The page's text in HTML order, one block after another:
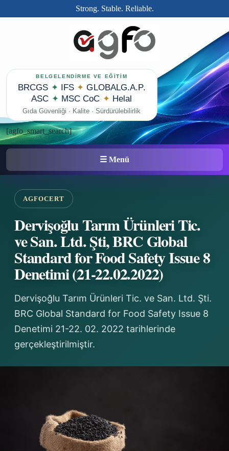
Strong. Stable. Reliable.
BELGELENDİRME VE EĞİTİM
BRCGS ✦ IFS ✦ GLOBALG.A.P.
ASC ✦ MSC CoC ✦ Helal
Gıda Güvenliği · Kalite · Sürdürülebilirlik
[agfo_smart_search]
☰ Menü
AGFOCERT
Dervişoğlu Tarım Ürünleri Tic.
ve San. Ltd. Şti, BRC Global
Standard for Food Safety Issue 8
Denetimi (21-22.02.2022)
Dervişoğlu Tarım Ürünleri Tic. ve San. Ltd. Şti.
BRC Global Standard for Food Safety Issue 8
Denetimi 21-22. 02. 2022 tarihlerinde
gerçekleştirilmiştir.